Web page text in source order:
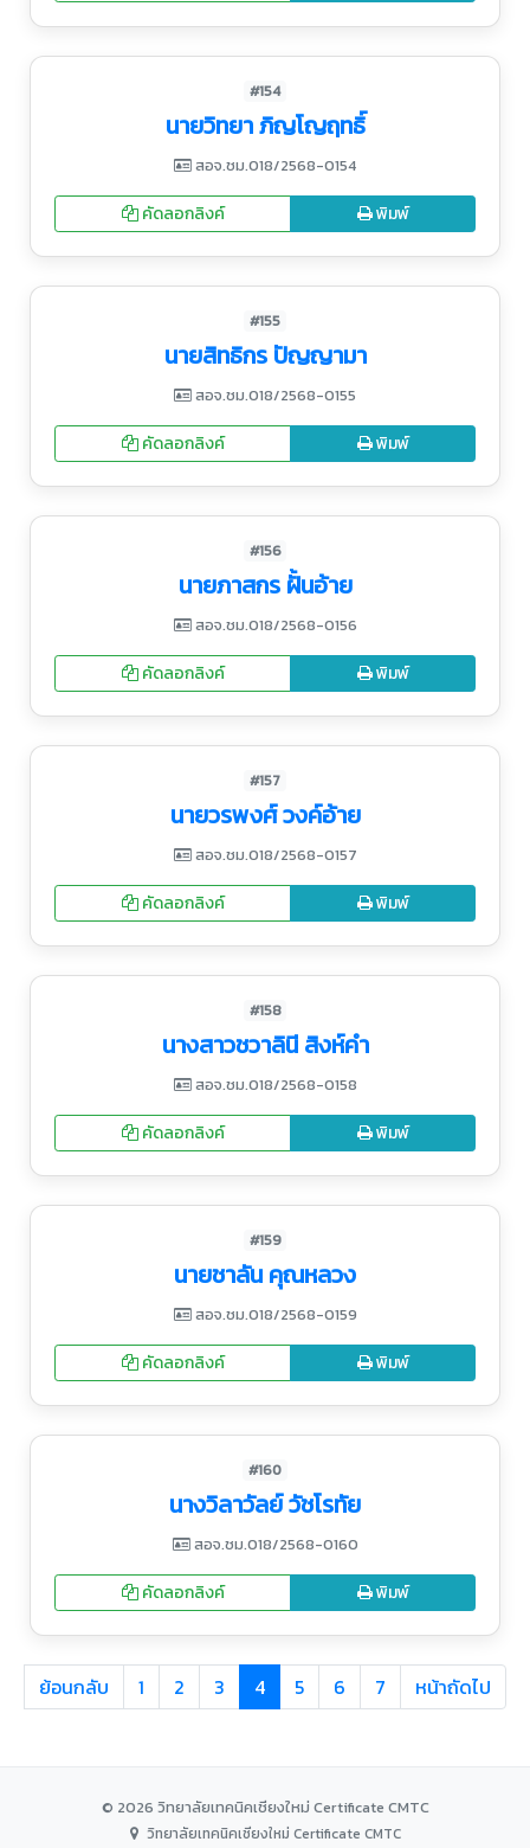
#154
นายวิทยา ภิญโญฤทธิ์
สอจ.ชม.018/2568-0154
คัดลอกลิงค์ พิมพ์
#155
นายสิทธิกร ปัญญามา
สอจ.ชม.018/2568-0155
คัดลอกลิงค์ พิมพ์
#156
นายภาสกร ฝั้นอ้าย
สอจ.ชม.018/2568-0156
คัดลอกลิงค์ พิมพ์
#157
นายวรพงศ์ วงค์อ้าย
สอจ.ชม.018/2568-0157
คัดลอกลิงค์ พิมพ์
#158
นางสาวชวาลินี สิงห์คำ
สอจ.ชม.018/2568-0158
คัดลอกลิงค์ พิมพ์
#159
นายชาลัน คุณหลวง
สอจ.ชม.018/2568-0159
คัดลอกลิงค์ พิมพ์
#160
นางวิลาวัลย์ วัชโรทัย
สอจ.ชม.018/2568-0160
คัดลอกลิงค์ พิมพ์
ย้อนกลับ 1 2 3 4 5 6 7 หน้าถัดไป
© 2026 วิทยาลัยเทคนิคเชียงใหม่ Certificate CMTC
วิทยาลัยเทคนิคเชียงใหม่ Certificate CMTC